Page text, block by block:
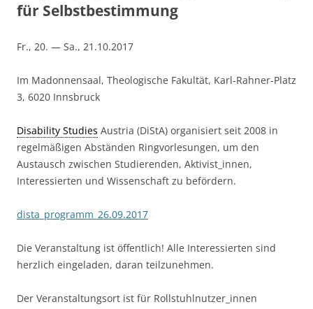
für Selbstbestimmung
Fr., 20. — Sa., 21.10.2017
Im Madonnensaal, Theologische Fakultät, Karl-Rahner-Platz
3, 6020 Innsbruck
Disability Studies Austria (DiStA) organisiert seit 2008 in
regelmäßigen Abständen Ringvorlesungen, um den
Austausch zwischen Studierenden, Aktivist_innen,
Interessierten und Wissenschaft zu befördern.
dista_programm_26.09.2017
Die Veranstaltung ist öffentlich! Alle Interessierten sind
herzlich eingeladen, daran teilzunehmen.
Der Veranstaltungsort ist für Rollstuhlnutzer_innen